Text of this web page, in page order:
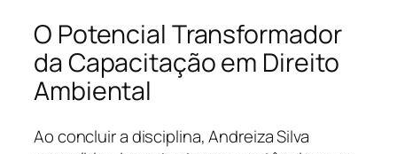
O Potencial Transformador
da Capacitação em Direito
Ambiental
Ao concluir a disciplina, Andreiza Silva